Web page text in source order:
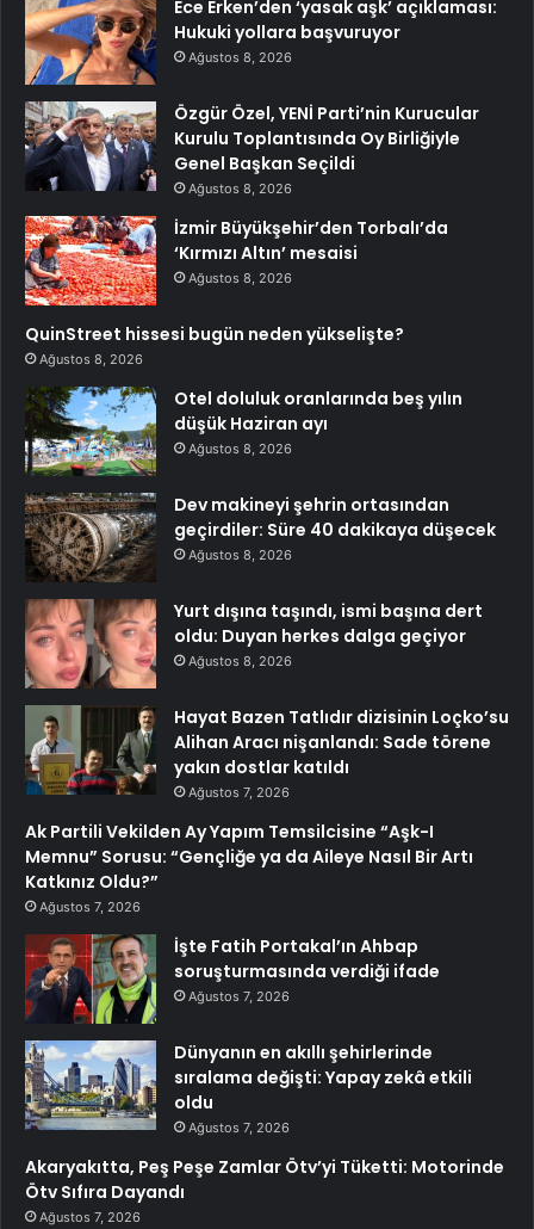
Ece Erken’den ‘yasak aşk’ açıklaması:
Hukuki yollara başvuruyor
Ağustos 8, 2026
Özgür Özel, YENİ Parti’nin Kurucular
Kurulu Toplantısında Oy Birliğiyle
Genel Başkan Seçildi
Ağustos 8, 2026
İzmir Büyükşehir’den Torbalı’da
‘Kırmızı Altın’ mesaisi
Ağustos 8, 2026
QuinStreet hissesi bugün neden yükselişte?
Ağustos 8, 2026
Otel doluluk oranlarında beş yılın
düşük Haziran ayı
Ağustos 8, 2026
Dev makineyi şehrin ortasından
geçirdiler: Süre 40 dakikaya düşecek
Ağustos 8, 2026
Yurt dışına taşındı, ismi başına dert
oldu: Duyan herkes dalga geçiyor
Ağustos 8, 2026
Hayat Bazen Tatlıdır dizisinin Loçko’su
Alihan Aracı nişanlandı: Sade törene
yakın dostlar katıldı
Ağustos 7, 2026
Ak Partili Vekilden Ay Yapım Temsilcisine “Aşk-I
Memnu” Sorusu: “Gençliğe ya da Aileye Nasıl Bir Artı
Katkınız Oldu?”
Ağustos 7, 2026
İşte Fatih Portakal’ın Ahbap
soruşturmasında verdiği ifade
Ağustos 7, 2026
Dünyanın en akıllı şehirlerinde
sıralama değişti: Yapay zekâ etkili
oldu
Ağustos 7, 2026
Akaryakıtta, Peş Peşe Zamlar Ötv’yi Tüketti: Motorinde
Ötv Sıfıra Dayandı
Ağustos 7, 2026